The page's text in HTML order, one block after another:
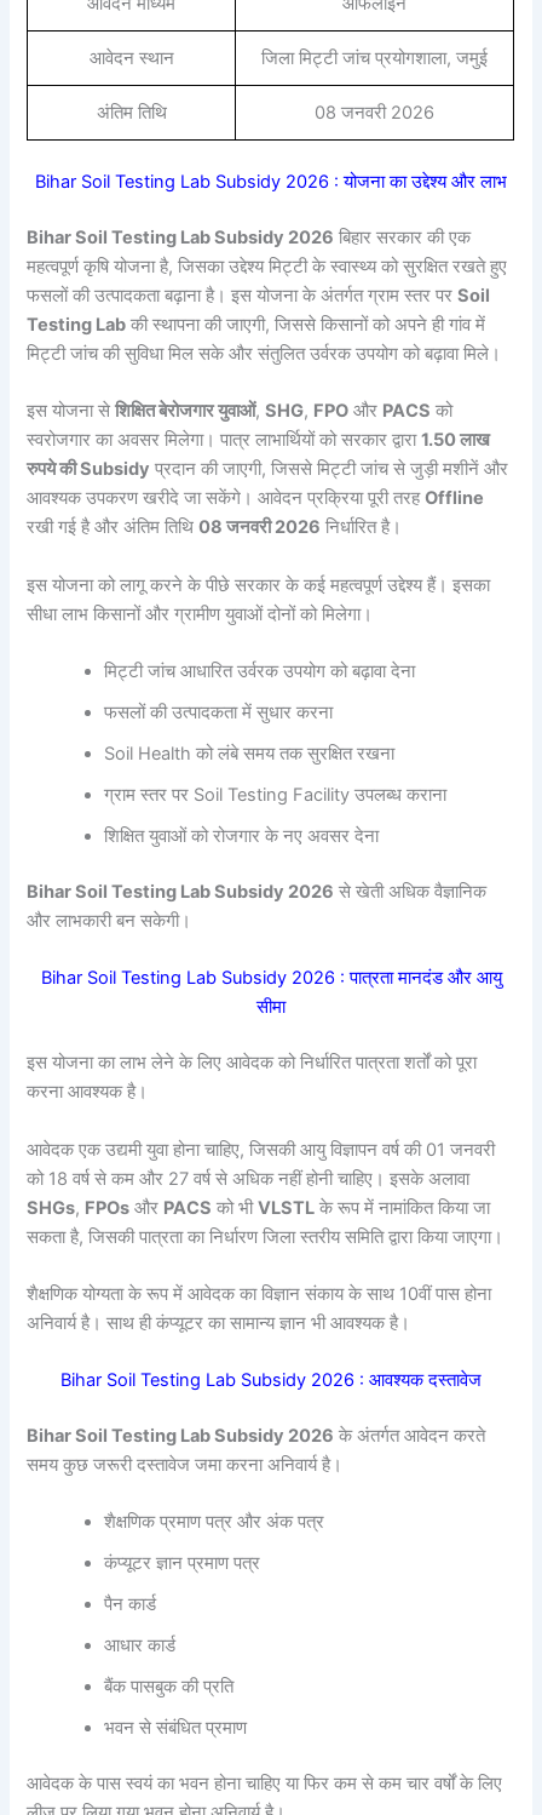
आवेदन स्थान जिला मिट्टी जांच प्रयोगशाला, जमुई
अंतिम तिथि 08 जनवरी 2026
Bihar Soil Testing Lab Subsidy 2026 : योजना का उद्देश्य और लाभ
Bihar Soil Testing Lab Subsidy 2026 बिहार सरकार की एक
महत्वपूर्ण कृषि योजना है, जिसका उद्देश्य मिट्टी के स्वास्थ्य को सुरक्षित रखते हुए
फसलों की उत्पादकता बढ़ाना है। इस योजना के अंतर्गत ग्राम स्तर परSoil
Testing Lab की स्थापना की जाएगी, जिससे किसानों को अपने ही गांव में
मिट्टी जांच की सुविधा मिल सके और संतुलित उर्वरक उपयोग को बढ़ावा मिले।
इस योजना सेशिक्षित बेरोजगार युवाओं,SHG, FPO और PACS को
स्वरोजगार का अवसर मिलेगा। पात्र लाभार्थियों को सरकार द्वारा1.50 लाख
रुपये की Subsidy प्रदान की जाएगी, जिससे मिट्टी जांच से जुड़ी मशीनें और
आवश्यक उपकरण खरीदे जा सकेंगे। आवेदन प्रक्रिया पूरी तरहOffline
रखी गई है और अंतिम तिथि08 जनवरी 2026 निर्धारित है।
इस योजना को लागू करने के पीछे सरकार के कई महत्वपूर्ण उद्देश्य हैं। इसका
सीधा लाभ किसानों और ग्रामीण युवाओं दोनों को मिलेगा।
मिट्टी जांच आधारित उर्वरक उपयोग को बढ़ावा देना
फसलों की उत्पादकता में सुधार करना
Soil Health को लंबे समय तक सुरक्षित रखना
ग्राम स्तर पर Soil Testing Facility उपलब्ध कराना
शिक्षित युवाओं को रोजगार के नए अवसर देना
Bihar Soil Testing Lab Subsidy 2026 से खेती अधिक वैज्ञानिक
और लाभकारी बन सकेगी।
Bihar Soil Testing Lab Subsidy 2026 : पात्रता मानदंड और आयु
सीमा
इस योजना का लाभ लेने के लिए आवेदक को निर्धारित पात्रता शर्तों को पूरा
करना आवश्यक है।
आवेदक एक उद्यमी युवा होना चाहिए, जिसकी आयु विज्ञापन वर्ष की 01 जनवरी
को 18 वर्ष से कम और 27 वर्ष से अधिक नहीं होनी चाहिए। इसके अलावा
SHGs, FPOs और PACS को भीVLSTL के रूप में नामांकित किया जा
सकता है, जिसकी पात्रता का निर्धारण जिला स्तरीय समिति द्वारा किया जाएगा।
शैक्षणिक योग्यता के रूप में आवेदक का विज्ञान संकाय के साथ 10वीं पास होना
अनिवार्य है। साथ ही कंप्यूटर का सामान्य ज्ञान भी आवश्यक है।
Bihar Soil Testing Lab Subsidy 2026 : आवश्यक दस्तावेज
Bihar Soil Testing Lab Subsidy 2026 के अंतर्गत आवेदन करते
समय कुछ जरूरी दस्तावेज जमा करना अनिवार्य है।
शैक्षणिक प्रमाण पत्र और अंक पत्र
कंप्यूटर ज्ञान प्रमाण पत्र
पैन कार्ड
आधार कार्ड
बैंक पासबुक की प्रति
भवन से संबंधित प्रमाण
आवेदक के पास स्वयं का भवन होना चाहिए या फिर कम से कम चार वर्षों के लिए